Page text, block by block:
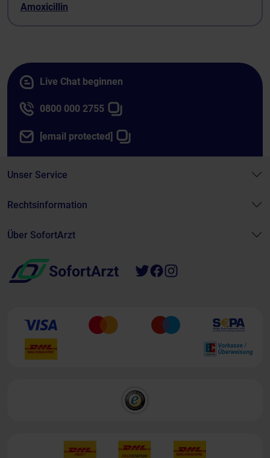
Amoxicillin
Live Chat beginnen
0800 000 2755
[email protected]
Unser Service
Rechtsinformation
Über SofortArzt